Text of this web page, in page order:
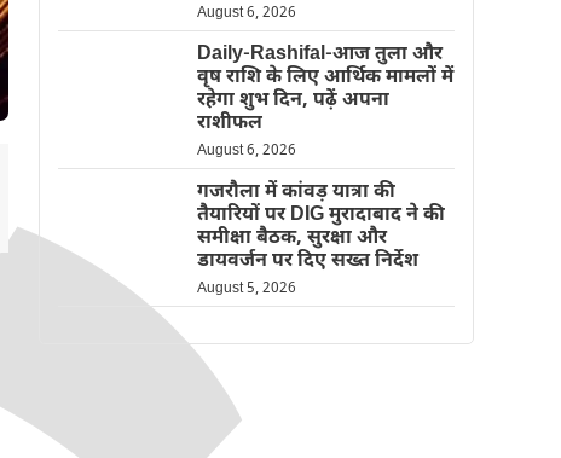
August 6, 2026
Daily-Rashifal-आज तुला और
वृष राशि के लिए आर्थिक मामलों में
रहेगा शुभ दिन, पढ़ें अपना
राशीफल
August 6, 2026
गजरौला में कांवड़ यात्रा की
तैयारियों पर DIG मुरादाबाद ने की
समीक्षा बैठक, सुरक्षा और
डायवर्जन पर दिए सख्त निर्देश
August 5, 2026